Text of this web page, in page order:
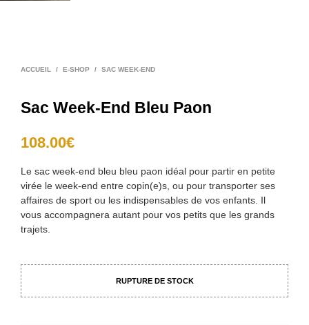
ACCUEIL / E-SHOP / SAC WEEK-END
Sac Week-End Bleu Paon
108.00€
Le sac week-end bleu bleu paon idéal pour partir en petite
virée le week-end entre copin(e)s, ou pour transporter ses
affaires de sport ou les indispensables de vos enfants. Il
vous accompagnera autant pour vos petits que les grands
trajets.
RUPTURE DE STOCK